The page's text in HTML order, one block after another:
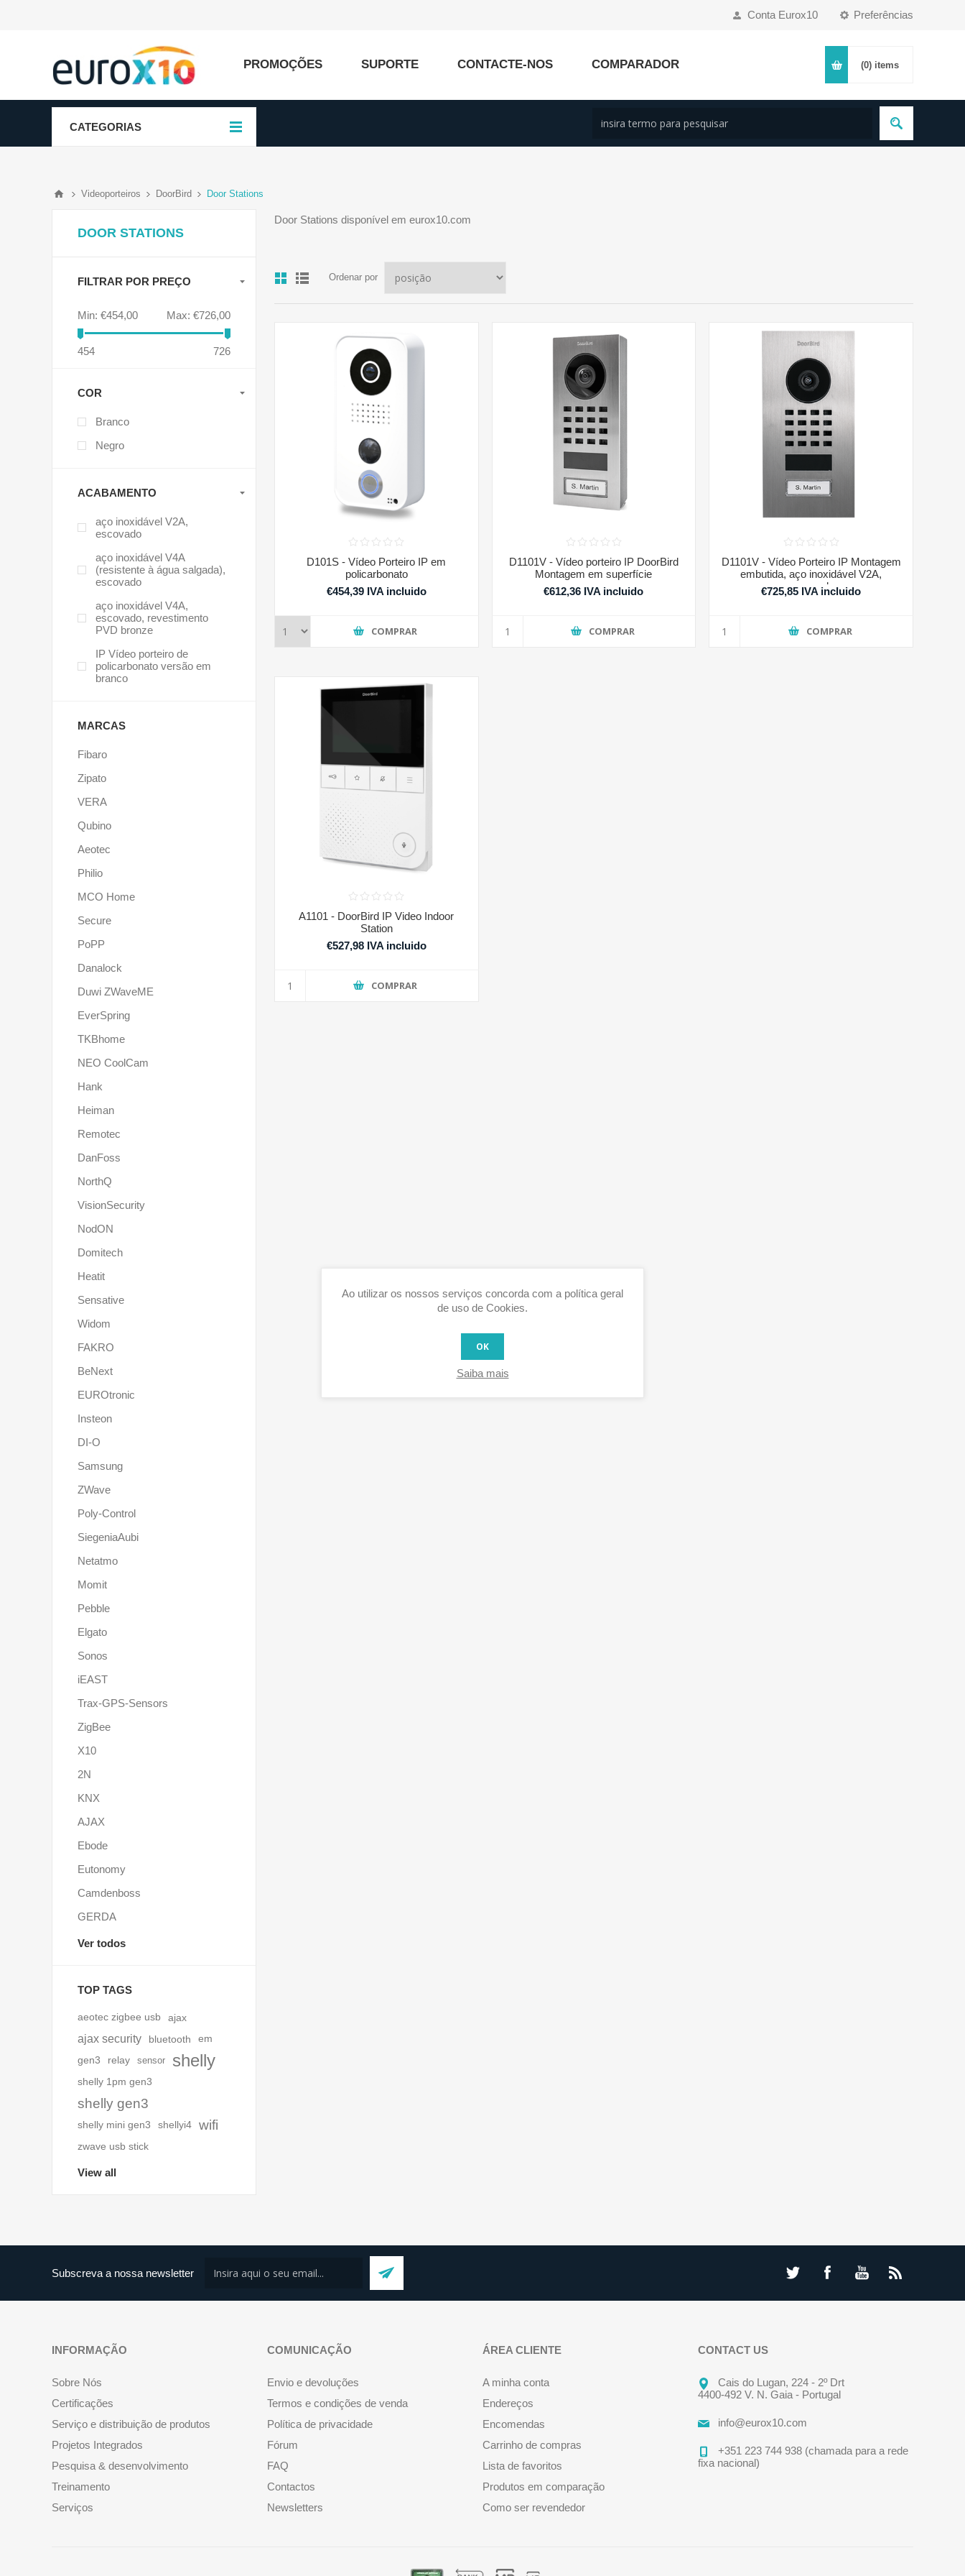
Preferências
Conta Eurox10
PROMOÇÕES SUPORTE CONTACTE-NOS COMPARADOR (0) items
CATEGORIAS
Videoporteiros DoorBird Door Stations
Door Stations disponível em eurox10.com
Ordenar por
D101S - Vídeo Porteiro IP em
policarbonato
€454,39 IVA incluido
COMPRAR
D1101V - Vídeo porteiro IP DoorBird
Montagem em superfície
€612,36 IVA incluido
COMPRAR
D1101V - Vídeo Porteiro IP Montagem
embutida, aço inoxidável V2A,
escovado
€725,85 IVA incluido
COMPRAR
A1101 - DoorBird IP Video Indoor
Station
€527,98 IVA incluido
COMPRAR
DOOR STATIONS
FILTRAR POR PREÇO
Min: €454,00 Max: €726,00
454 726
COR
Branco
Negro
ACABAMENTO
aço inoxidável V2A,
escovado
aço inoxidável V4A
(resistente à água salgada),
escovado
aço inoxidável V4A,
escovado, revestimento
PVD bronze
IP Vídeo porteiro de
policarbonato versão em
branco
MARCAS
Fibaro
Zipato
VERA
Qubino
Aeotec
Philio
MCO Home
Secure
PoPP
Danalock
Duwi ZWaveME
EverSpring
TKBhome
NEO CoolCam
Hank
Heiman
Remotec
DanFoss
NorthQ
VisionSecurity
NodON
Domitech
Heatit
Sensative
Widom
FAKRO
BeNext
EUROtronic
Insteon
DI-O
Samsung
ZWave
Poly-Control
SiegeniaAubi
Netatmo
Momit
Pebble
Elgato
Sonos
iEAST
Trax-GPS-Sensors
ZigBee
X10
2N
KNX
AJAX
Ebode
Eutonomy
Camdenboss
GERDA
Ver todos
TOP TAGS
aeotec zigbee usb ajax
ajax security bluetooth
em
gen3
relay sensor shelly
shelly 1pm gen3
shelly gen3
shelly mini gen3 shellyi4 wifi
zwave usb stick
View all
Subscreva a nossa newsletter
INFORMAÇÃO
Sobre Nós
Certificações
Serviço e distribuição de produtos
Projetos Integrados
Pesquisa & desenvolvimento
Treinamento
Serviços
COMUNICAÇÃO
Envio e devoluções
Termos e condições de venda
Política de privacidade
Fórum
FAQ
Contactos
Newsletters
ÁREA CLIENTE
A minha conta
Endereços
Encomendas
Carrinho de compras
Lista de favoritos
Produtos em comparação
Como ser revendedor
CONTACT US
Cais do Lugan, 224 - 2º Drt
4400-492 V. N. Gaia - Portugal
info@eurox10.com
+351 223 744 938 (chamada para a rede
fixa nacional)
Ao utilizar os nossos serviços concorda com a política geral
de uso de Cookies.
OK
Saiba mais